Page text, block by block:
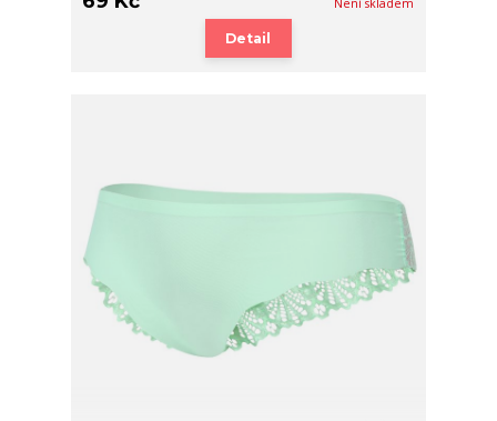
Není skladem
Detail